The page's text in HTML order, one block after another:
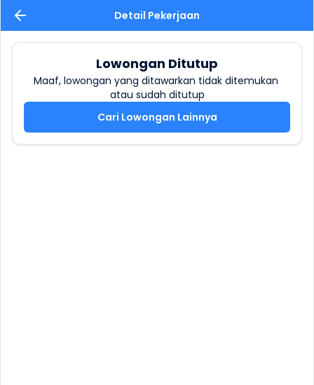
Detail Pekerjaan
Lowongan Ditutup
Maaf, lowongan yang ditawarkan tidak ditemukan
atau sudah ditutup
Cari Lowongan Lainnya